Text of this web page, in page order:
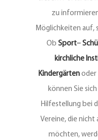
zu
Möglichkeiten auf,
Ob Sport–
kirchliche
Kindergärten oder
können Sie
Hilfestellung bei
Vereine, die nicht
möchten,